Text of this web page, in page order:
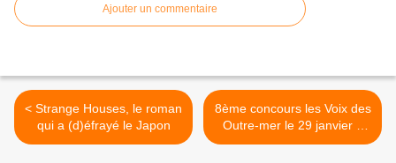
Ajouter un commentaire
< Strange Houses, le roman
qui a (d)éfrayé le Japon
8ème concours les Voix des
Outre-mer le 29 janvier à
l'Opéra Bastille >